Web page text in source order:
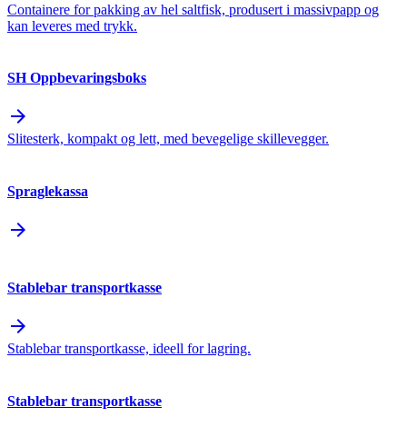
Containere for pakking av hel saltfisk, produsert i massivpapp og
kan leveres med trykk.
SH Oppbevaringsboks
arrow_forward
Slitesterk, kompakt og lett, med bevegelige skillevegger.
Spraglekassa
arrow_forward
Stablebar transportkasse
arrow_forward
Stablebar transportkasse, ideell for lagring.
Stablebar transportkasse